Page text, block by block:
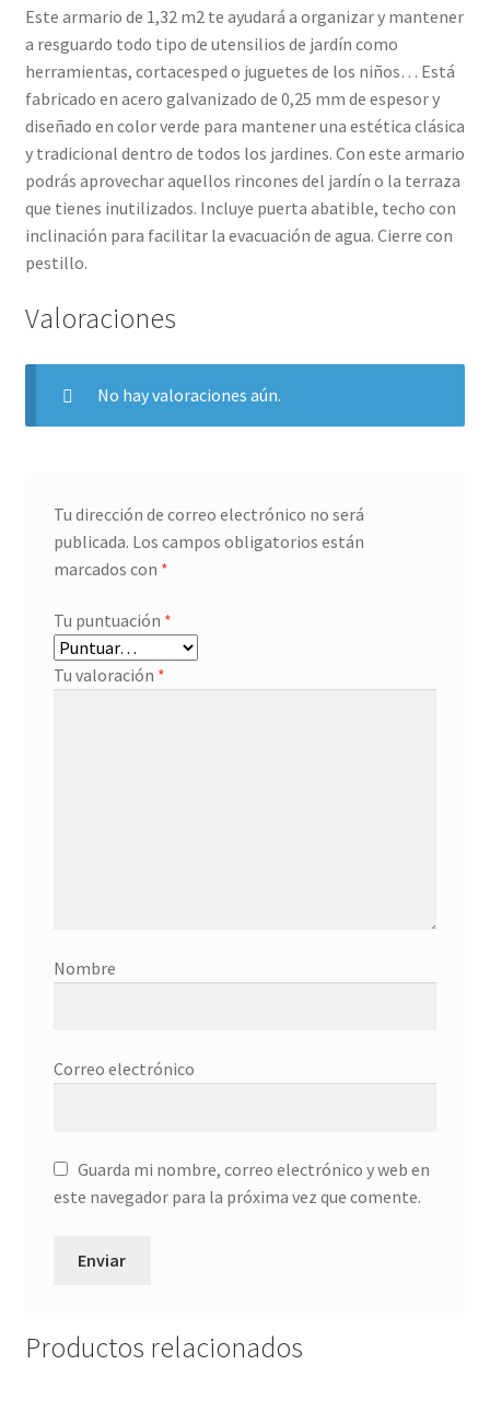
Este armario de 1,32 m2 te ayudará a organizar y mantener
a resguardo todo tipo de utensilios de jardín como
herramientas, cortacesped o juguetes de los niños… Está
fabricado en acero galvanizado de 0,25 mm de espesor y
diseñado en color verde para mantener una estética clásica
y tradicional dentro de todos los jardines. Con este armario
podrás aprovechar aquellos rincones del jardín o la terraza
que tienes inutilizados. Incluye puerta abatible, techo con
inclinación para facilitar la evacuación de agua. Cierre con
pestillo.
Valoraciones
No hay valoraciones aún.
Tu dirección de correo electrónico no será
publicada. Los campos obligatorios están
marcados con *
Tu puntuación *
Tu valoración *
Nombre
Correo electrónico
Guarda mi nombre, correo electrónico y web en
este navegador para la próxima vez que comente.
Productos relacionados